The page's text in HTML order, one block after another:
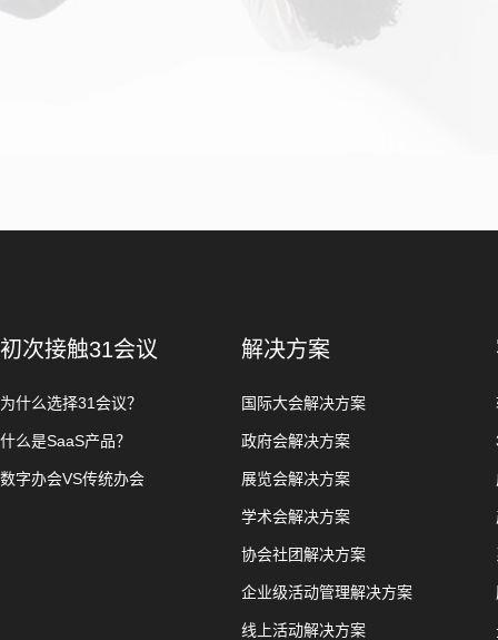
初次接触31会议
为什么选择31会议？
什么是SaaS产品？
数字办会VS传统办会
解决方案
国际大会解决方案
政府会解决方案
展览会解决方案
学术会解决方案
协会社团解决方案
企业级活动管理解决方案
线上活动解决方案